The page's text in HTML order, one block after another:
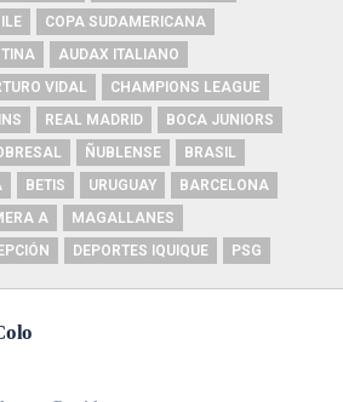
COPA SUDAMERICANA
AUDAX ITALIANO
VIDAL
CHAMPIONS LEAGUE
REAL MADRID
BOCA JUNIORS
ÑUBLENSE
BRASIL
BETIS URUGUAY
BARCELONA
A
MAGALLANES
DEPORTES IQUIQUE PSG